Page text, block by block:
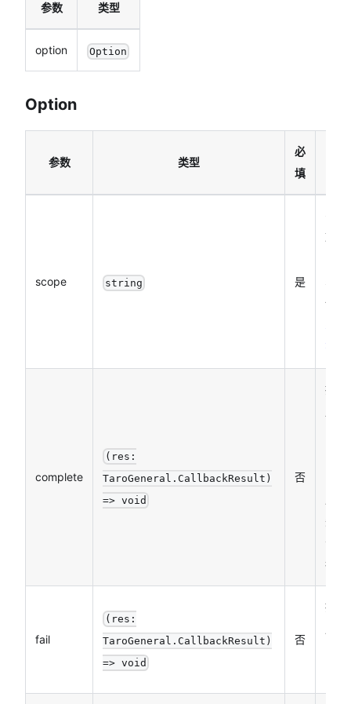
参数 类型
option Option
Option
参数 类型
必
填
scope string 是
取权
详见
列表
complete
(res:
TaroGeneral.CallbackResult)
=> void
否
接口
失败
会执
行）
fail
(res:
TaroGeneral.CallbackResult)
=> void
否
接口